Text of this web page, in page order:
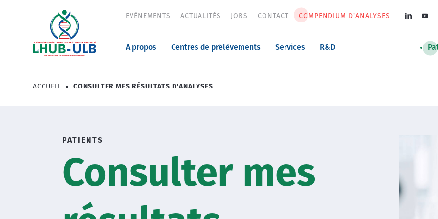
Navigation
A propos Centres de prélèvements Services R&D
Header
menu
EVÈNEMENTS ACTUALITÉS JOBS CONTACT COMPENDIUM D'ANALYSES
Fil
ACCUEIL CONSULTER MES RÉSULTATS D'ANALYSES
PATIENTS
Consulter mes